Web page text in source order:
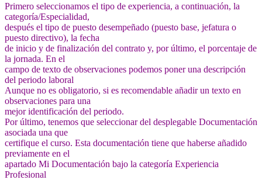
Primero seleccionamos el tipo de experiencia, a continuación, la
categoría/Especialidad,
después el tipo de puesto desempeñado (puesto base, jefatura o
puesto directivo), la fecha
de inicio y de finalización del contrato y, por último, el porcentaje de
la jornada. En el
campo de texto de observaciones podemos poner una descripción
del periodo laboral
Aunque no es obligatorio, si es recomendable añadir un texto en
observaciones para una
mejor identificación del periodo.
Por último, tenemos que seleccionar del desplegable Documentación
asociada una que
certifique el curso. Esta documentación tiene que haberse añadido
previamente en el
apartado Mi Documentación bajo la categoría Experiencia
Profesional